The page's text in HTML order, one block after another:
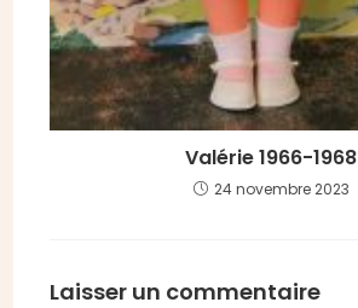
Valérie 1966-1968
24 novembre 2023
Laisser un commentaire